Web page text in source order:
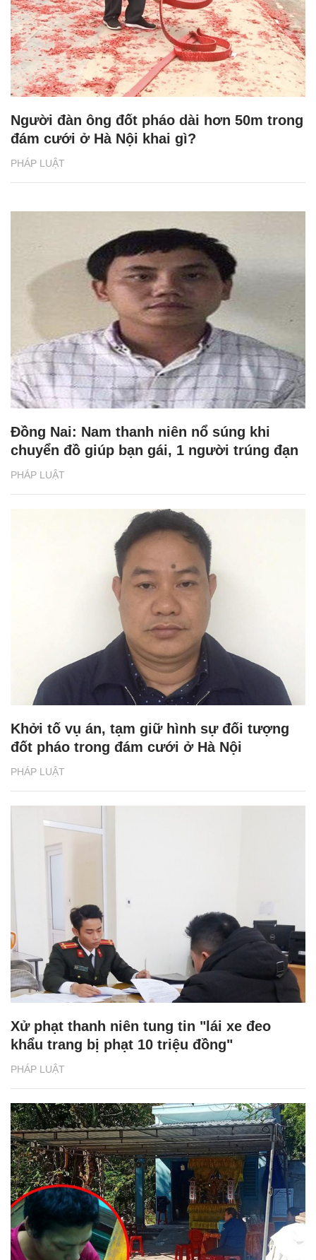
PHÁP LUẬT
Người đàn ông đốt pháo dài hơn 50m trong
đám cưới ở Hà Nội khai gì?
PHÁP LUẬT
Đồng Nai: Nam thanh niên nổ súng khi
chuyển đồ giúp bạn gái, 1 người trúng đạn
PHÁP LUẬT
Khởi tố vụ án, tạm giữ hình sự đối tượng
đốt pháo trong đám cưới ở Hà Nội
PHÁP LUẬT
Xử phạt thanh niên tung tin "lái xe đeo
khẩu trang bị phạt 10 triệu đồng"